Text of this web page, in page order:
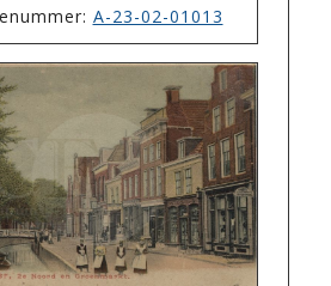
A-23-02-01013